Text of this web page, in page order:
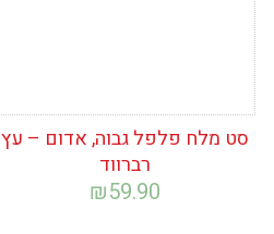
סט מלח פלפל גבוה, אדום – עץ
רברווד
₪59.90